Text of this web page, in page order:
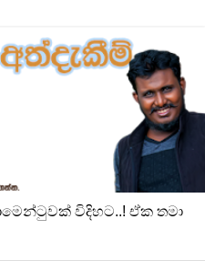
විදිහට..! ඒක තමා